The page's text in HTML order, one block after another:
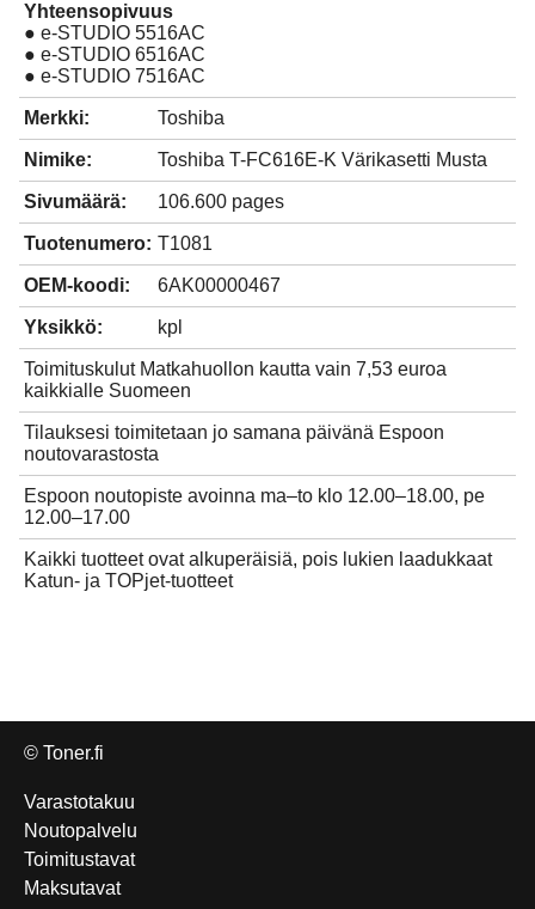
Yhteensopivuus
● e-STUDIO 5516AC
● e-STUDIO 6516AC
● e-STUDIO 7516AC
Merkki: Toshiba
Nimike: Toshiba T-FC616E-K Värikasetti Musta
Sivumäärä: 106.600 pages
Tuotenumero: T1081
OEM-koodi: 6AK00000467
Yksikkö: kpl
Toimituskulut Matkahuollon kautta vain 7,53 euroa
kaikkialle Suomeen
Tilauksesi toimitetaan jo samana päivänä Espoon
noutovarastosta
Espoon noutopiste avoinna ma–to klo 12.00–18.00, pe
12.00–17.00
Kaikki tuotteet ovat alkuperäisiä, pois lukien laadukkaat
Katun- ja TOPjet-tuotteet
© Toner.fi
Varastotakuu
Noutopalvelu
Toimitustavat
Maksutavat